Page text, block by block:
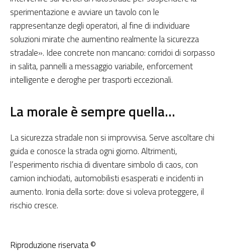
sperimentazione e avviare un tavolo con le
rappresentanze degli operatori, al fine di individuare
soluzioni mirate che aumentino realmente la sicurezza
stradale». Idee concrete non mancano: corridoi di sorpasso
in salita, pannelli a messaggio variabile, enforcement
intelligente e deroghe per trasporti eccezionali.
La morale è sempre quella…
La sicurezza stradale non si improvvisa. Serve ascoltare chi
guida e conosce la strada ogni giorno. Altrimenti,
l’esperimento rischia di diventare simbolo di caos, con
camion inchiodati, automobilisti esasperati e incidenti in
aumento. Ironia della sorte: dove si voleva proteggere, il
rischio cresce.
Riproduzione riservata ©